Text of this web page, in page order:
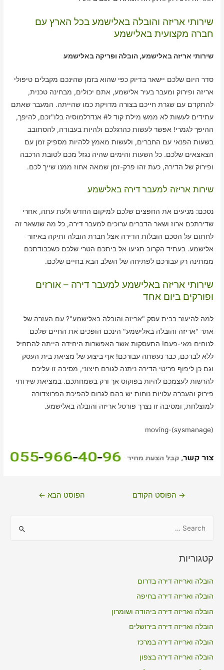
שירותי אריזה והובלה באלישמע בכל הארץ עם
חברה מקצועית באלישמע
שירותי אריזה באלישמע, הובלה ופריקה באלישמע
סדר היום שלכם יישאר בדיוק כפי שהוא בזמן שהינכם מקבלים טיפולי
אריזה ופירוק ומעבר בעיר אלישמע, אתם יכולים, מבחינה טכנית,
להתקדם עם שגרת חייכם בצורה מדויקת כמו שהייתה. המעבר שאתם
עתידים לעשות לא ממש מילת קוד ל# אנדרלמוסיה בלו"זכם, להיפך,
ההיפך לגמרי! אפשר לעשות כהרגלכם ולהיות בעבודה, להסתובב
בשעות הפנאי עם החברים, ולעשות מאמץ ללהיות מספיק זמן עם
הצאצאים שלכם. כל השעות והימים שהיה נגזל מכם לטובת הרכבה
ופירוק של הדירה, כעת זהו פרק-זמן שמאה אחוז ממנו שייך לכם.
שירות אריזה למעבר דירה באלישמע
נסכם: מניעים את החפצים שלכם למיקום החדש ולעת עתה, אחרי
שדירתכם ארוז ושאר הדברים ערוכים למעבר דירה, כל מה שנשאר זה
לחתום על הסכם הובלות הדירה אצל חברת הובלה ותיקה באיזור
אלישמע. בעתיד הקרוב תגיעו אל ביתכם הטרי שלכם כשכבודתכם
ממתינה רק עבורכם לפתיחה של השלב הבא בחיים שלכם.
שירותי אריזה באלישמע למעבר דירה – אורזים
ופורקים ביום אחד
למה להיעזר בבית עסק "אריזה והובלה באלישמע"? עם העזרה של
אתר "אריזה והובלה באלישמע" הינכם הופכים את החיים שלכם
לנוחים מאי-פעם! התעסקות אשר האפשרות היחידה הייתה להתחיל
ללא לבדכם, כבר נעשתה עבורכם! אף ביצוע של מציאת בית העסק
וגם כן ליפוף פריטי הדירה ניתנה לגורם חיצוני, מסיבה זו עליכם
להרשות לעצמכם להיות בפוקוס אך ורק בשמחתכם. במציאת שירותי
פירוק והעברה עלויות נוחות יש בהם לגרום להפיכת הפרוצדורה
למוצלחת, ומסיבה זו נצרך פורטל אריזה והובלה באלישמע.
moving-(sysmanage)
ניווט→ הפוסט הקודם הפוסט הבא ←
r
o
r
:
קטגוריות
הובלה ואריזה דירה בדרום
הובלה ואריזה דירה בחיפה
הובלה ואריזה דירה ביהודה ושומרון
הובלה ואריזה דירה בירושלים
הובלה ואריזה דירה במרכז
הובלה ואריזה דירה בצפון